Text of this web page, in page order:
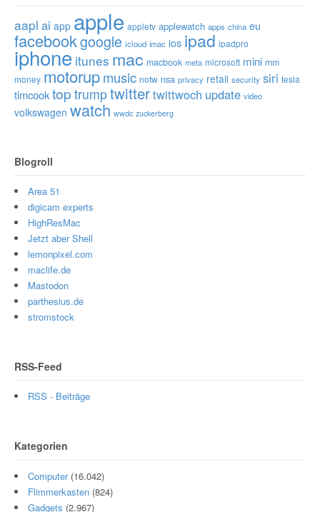
aapl ai app apple appletv applewatch apps china eu
facebookgoogle icloud imac ios ipad ipadpro
iphone itunes mac macbook meta microsoft mini mm
money motorupmusic notw nsa privacy retail security siri tesla
timcooktop trumptwittertwittwoch update video
volkswagen watch wwdc zuckerberg
Blogroll
Area 51
digicam experts
HighResMac
Jetzt aber Shell
lemonpixel.com
maclife.de
Mastodon
parthesius.de
stromstock
RSS-Feed
RSS - Beiträge
Kategorien
Computer(16.042)
Flimmerkasten (824)
Gadgets (2.967)